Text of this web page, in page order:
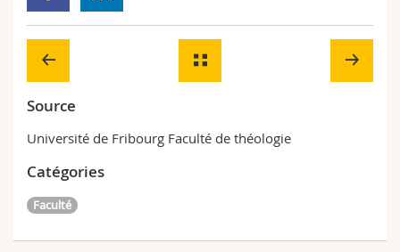
Source
Université de Fribourg Faculté de théologie
Catégories
Faculté